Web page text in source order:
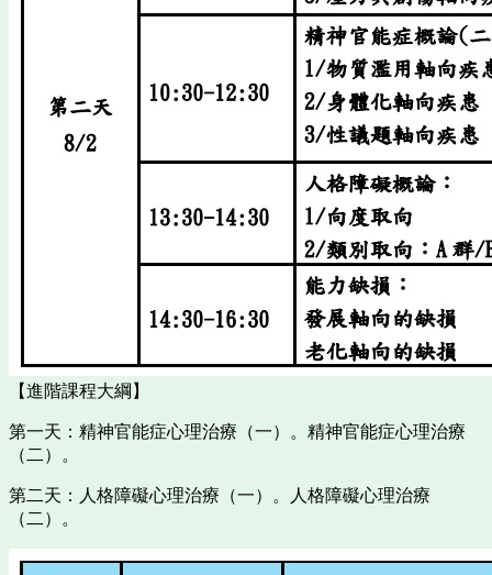
【進階課程大綱】
第一天：精神官能症心理治療（一）。 精神官能症心理治療
（二）。
第二天：人格障礙心理治療（一）。
人格障礙心理治療
（二）。